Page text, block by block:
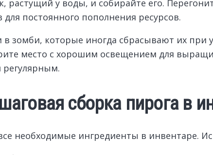
растущий у воды, и собирайте его.
постоянного пополнения ресурсов.
в зомби, которые иногда сбрасывают их
место с хорошим освещением для
сборка пирога в
необходимые ингредиенты в инвентаре.